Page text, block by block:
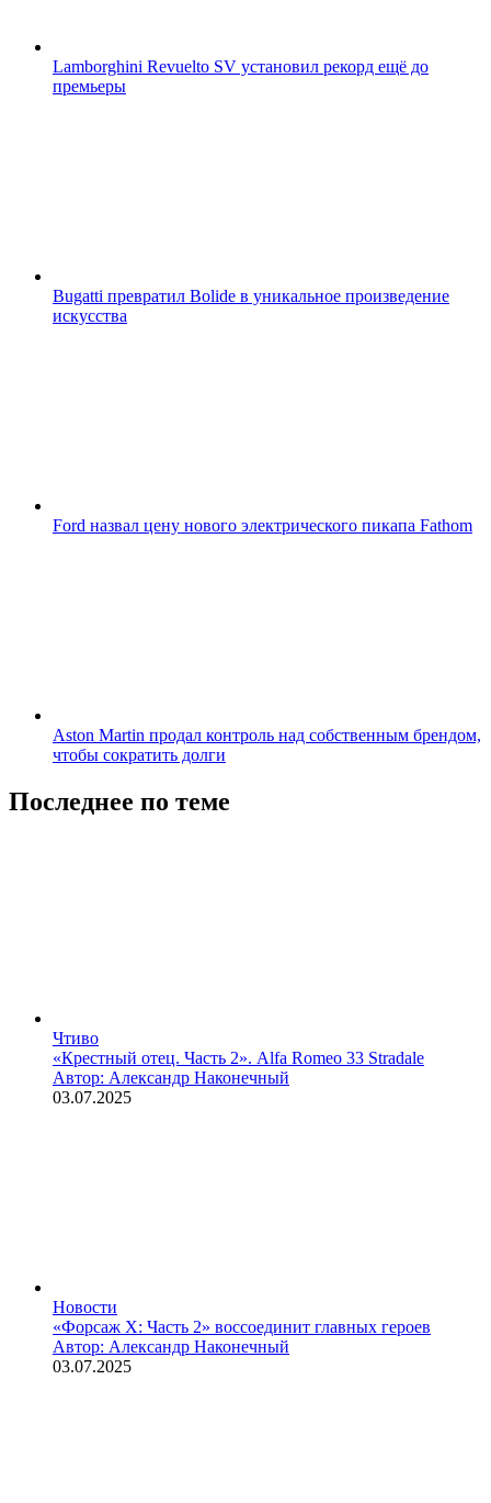
Lamborghini Revuelto SV установил рекорд ещё до
премьеры
Bugatti превратил Bolide в уникальное произведение
искусства
Ford назвал цену нового электрического пикапа Fathom
Aston Martin продал контроль над собственным брендом,
чтобы сократить долги
Последнее по теме
Чтиво
«Крестный отец. Часть 2». Alfa Romeo 33 Stradale
Автор: Александр Наконечный
03.07.2025
Новости
«Форсаж X: Часть 2» воссоединит главных героев
Автор: Александр Наконечный
03.07.2025